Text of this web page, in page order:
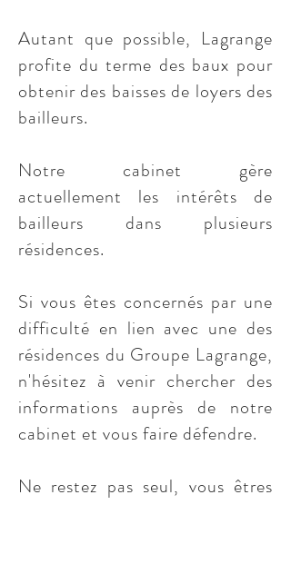
Autant que possible, Lagrange
profite du terme des baux pour
obtenir des baisses de loyers des
bailleurs.
Notre cabinet gère
actuellement les intérêts de
bailleurs dans plusieurs
résidences.
Si vous êtes concernés par une
difficulté en lien avec une des
résidences du Groupe Lagrange,
n'hésitez à venir chercher des
informations auprès de notre
cabinet et vous faire défendre.
Ne restez pas seul, vous êtres